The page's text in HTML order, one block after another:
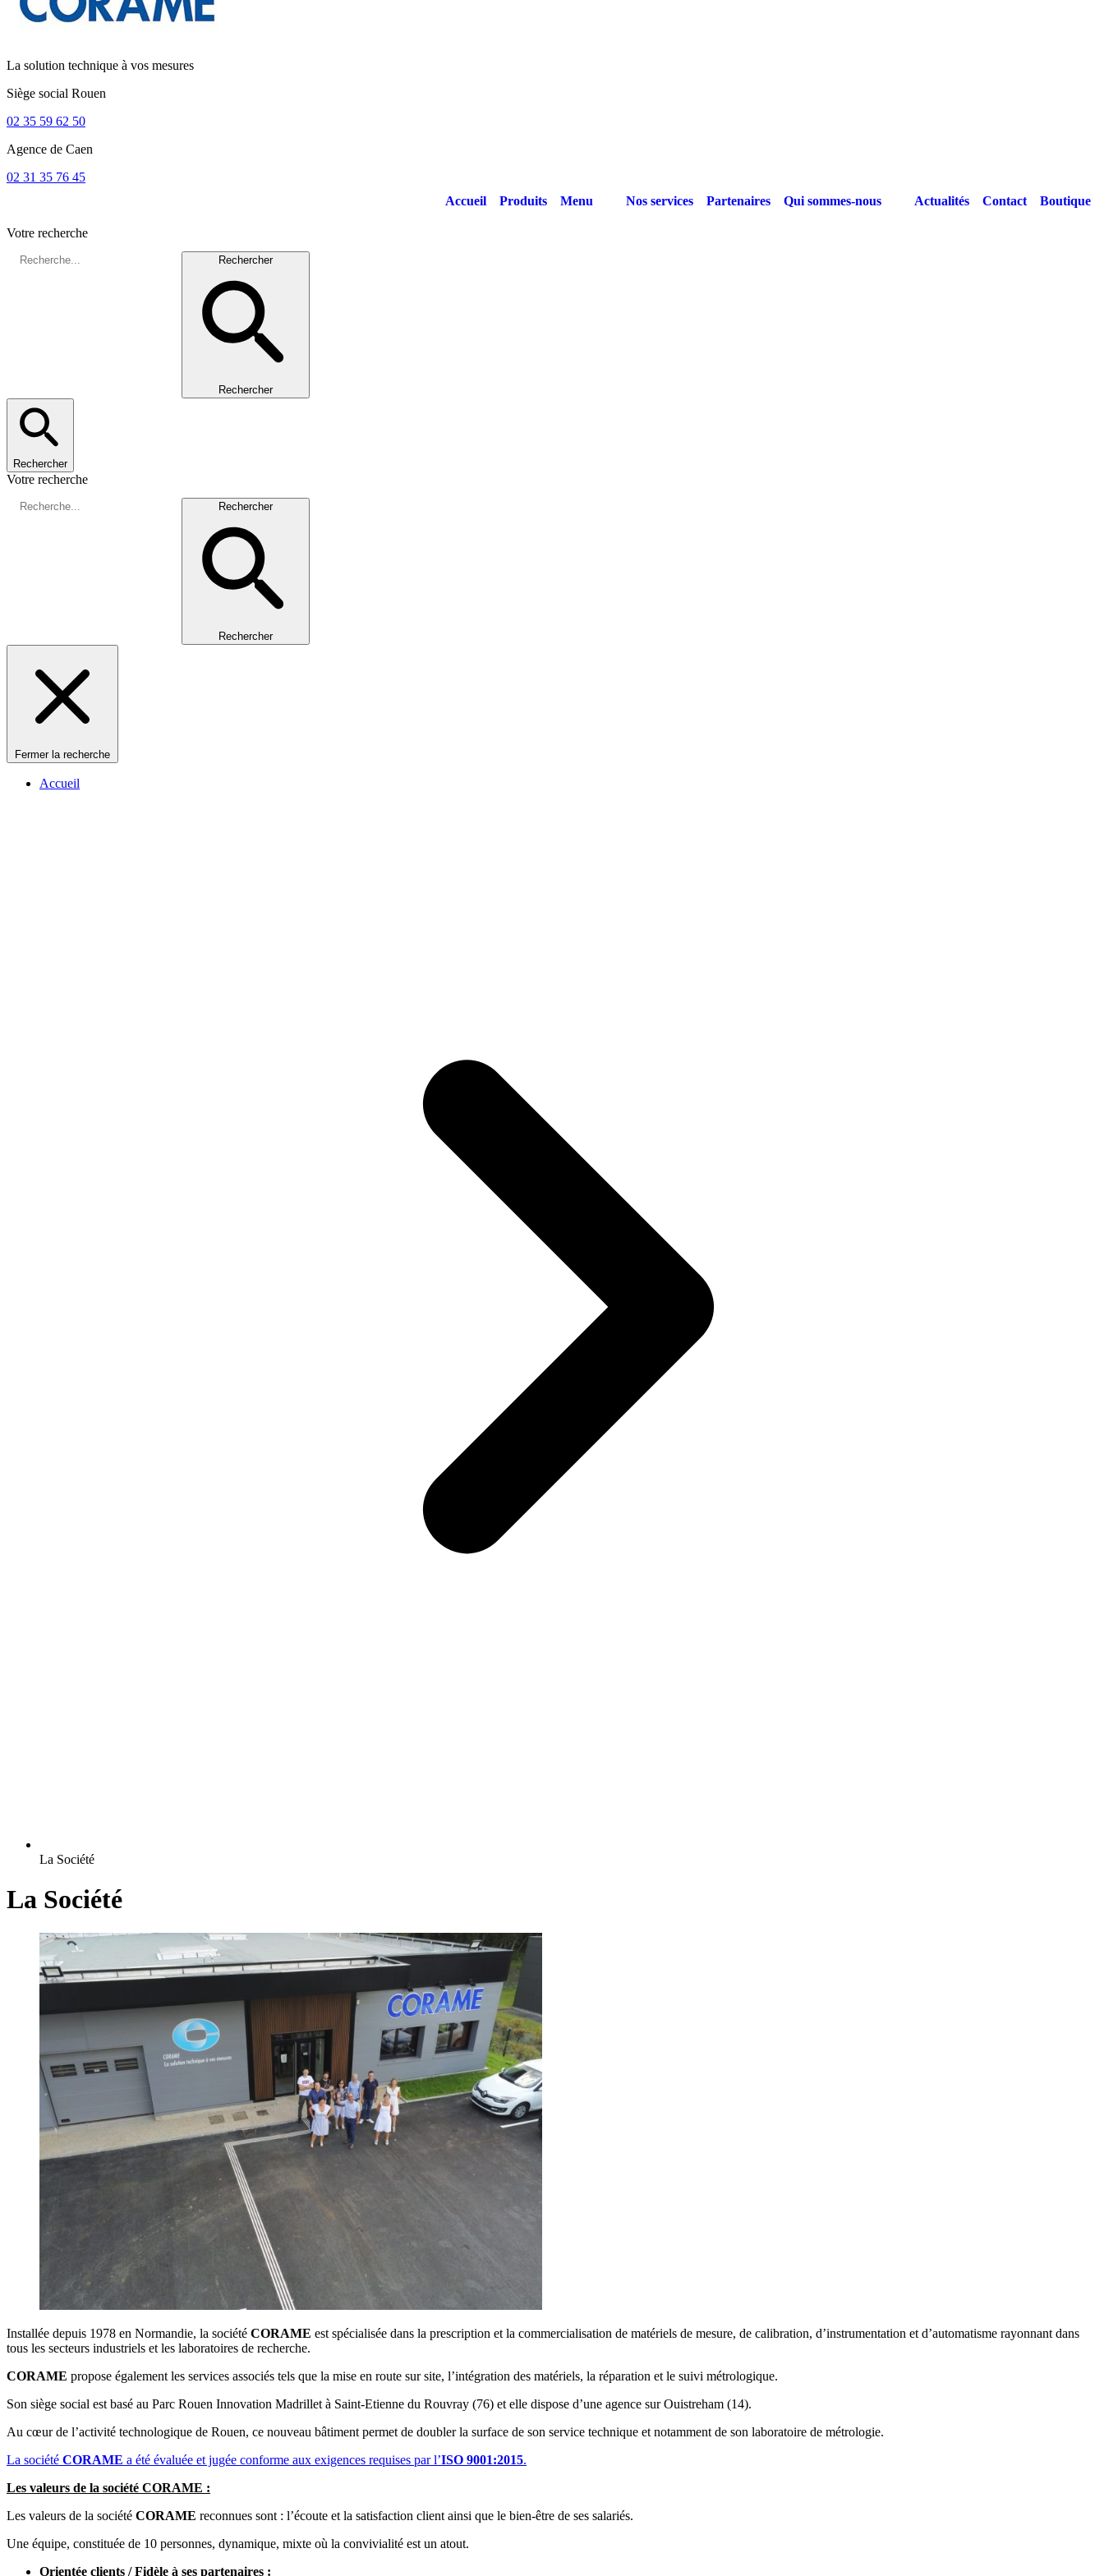
La solution technique à vos mesures
Siège social Rouen
02 35 59 62 50
Agence de Caen
02 31 35 76 45
Accueil
Produits Menu Nos services Partenaires Qui sommes-nous Actualités Contact Boutique
Votre recherche
Rechercher
Rechercher
Rechercher
Votre recherche
Rechercher
Rechercher
Fermer la recherche
Accueil
La Société
La Société
Installée depuis 1978 en Normandie, la société CORAME est spécialisée dans la prescription et la commercialisation de matériels de mesure, de calibration, d’instrumentation et d’automatisme rayonnant dans
tous les secteurs industriels et les laboratoires de recherche.
CORAME propose également les services associés tels que la mise en route sur site, l’intégration des matériels, la réparation et le suivi métrologique.
Son siège social est basé au Parc Rouen Innovation Madrillet à Saint-Etienne du Rouvray (76) et elle dispose d’une agence sur Ouistreham (14).
Au cœur de l’activité technologique de Rouen, ce nouveau bâtiment permet de doubler la surface de son service technique et notamment de son laboratoire de métrologie.
La société CORAME a été évaluée et jugée conforme aux exigences requises par l’ISO 9001:2015.
Les valeurs de la société CORAME :
Les valeurs de la société CORAME reconnues sont : l’écoute et la satisfaction client ainsi que le bien-être de ses salariés.
Une équipe, constituée de 10 personnes, dynamique, mixte où la convivialité est un atout.
Orientée clients / Fidèle à ses partenaires :